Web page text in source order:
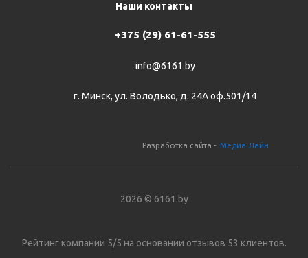
Наши контакты
+375 (29) 61-61-555
info@6161.by
г. Минск, ул. Володько, д. 24А оф.501/14
Разработка сайта - Медиа Лайн
2026 © 6161.by
Рейтинг компании 5/5 на основании отзывов 53 клиентов.